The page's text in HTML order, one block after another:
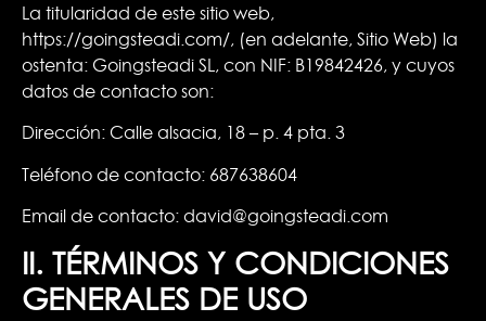
La titularidad de este sitio web,
https://goingsteadi.com/, (en adelante, Sitio Web) la
ostenta: Goingsteadi SL, con NIF: B19842426, y cuyos
datos de contacto son:
Dirección: Calle alsacia, 18 – p. 4 pta. 3
Teléfono de contacto: 687638604
Email de contacto: david@goingsteadi.com
II. TÉRMINOS Y CONDICIONES
GENERALES DE USO